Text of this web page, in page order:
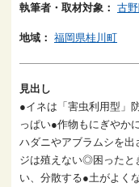
執筆者・取材対象： 古
地域： 福岡県桂川町
見出し
●イネは「害虫利用型」
っぱい●作物もにぎやか
ハダニやアブラムシを
ジは殖えない◎困ったと
い、分散する●土がよく